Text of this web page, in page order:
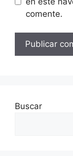
comente.
Buscar